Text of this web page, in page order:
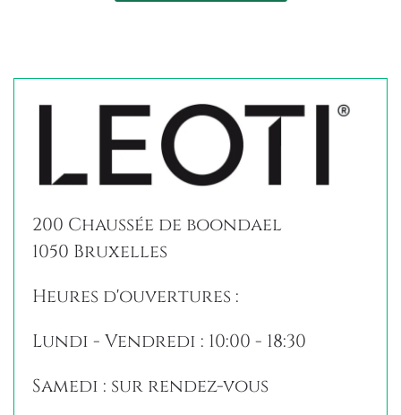
200 Chaussée de boondael
1050 Bruxelles
Heures d'ouvertures :
Lundi - Vendredi : 10:00 - 18:30
Samedi : sur rendez-vous